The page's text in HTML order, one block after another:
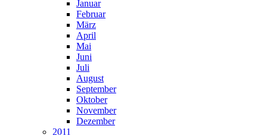
Januar
Februar
März
April
Mai
Juni
Juli
August
September
Oktober
November
Dezember
2011